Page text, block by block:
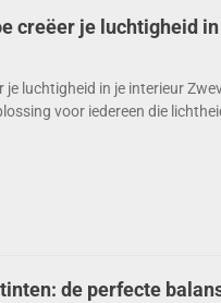
creëer je luchtigheid
je luchtigheid in je interieur
voor iedereen die
de perfecte